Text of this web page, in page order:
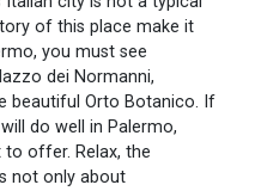
of this place make it
you must see
dei Normanni,
beautiful Orto Botanico. If
do well in Palermo,
offer. Relax, the
not only about